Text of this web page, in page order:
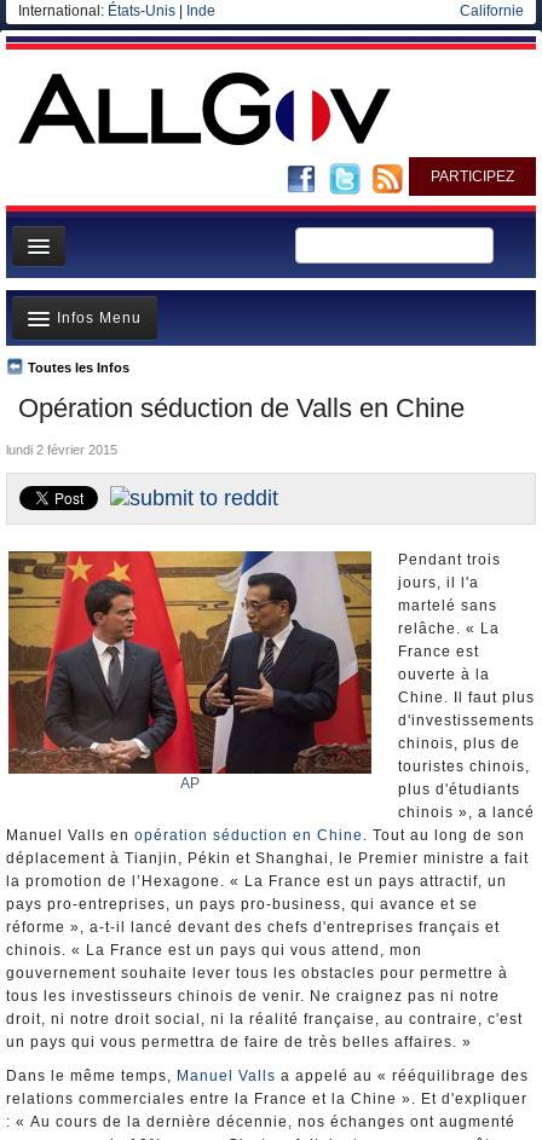
International: États-Unis Inde Californie
PARTICIPEZ
Page d'accueil
Infos
Gouvernement
Ministères/Directions
Blog
Elections européennes
Opération séduction de Valls en Chine
Toutes les Infos
Infos Menu
A la Une
Polémiques
Où va l’argent?
La France et le Monde
Elections européennes
Infos insolites
lundi 2 février 2015
AP
Pendant trois
jours, il l'a
martelé sans
relâche. « La
France est
ouverte à la
Chine. Il faut plus
d'investissements
chinois, plus de
touristes chinois,
plus d'étudiants
chinois », a lancé
Manuel Valls en opération séduction en Chine . Tout au long de son
déplacement à Tianjin, Pékin et Shanghai, le Premier ministre a fait
la promotion de l’Hexagone. « La France est un pays attractif, un
pays pro-entreprises, un pays pro-business, qui avance et se
réforme », a-t-il lancé devant des chefs d'entreprises français et
chinois. « La France est un pays qui vous attend, mon
gouvernement souhaite lever tous les obstacles pour permettre à
tous les investisseurs chinois de venir. Ne craignez pas ni notre
droit, ni notre droit social, ni la réalité française, au contraire, c'est
un pays qui vous permettra de faire de très belles affaires. »
Dans le même temps, Manuel Valls a appelé au « rééquilibrage des
relations commerciales entre la France et la Chine ». Et d'expliquer
: « Au cours de la dernière décennie, nos échanges ont augmenté